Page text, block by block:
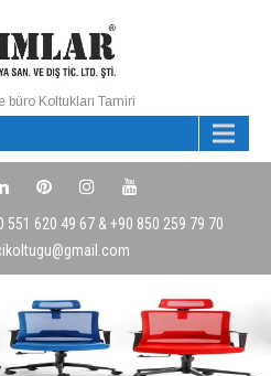
büro Koltukları Tamiri
551 620 49 67 & +90 850 259 79 70